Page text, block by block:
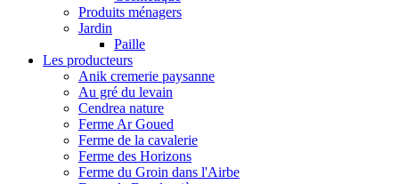
Produits ménagers
Jardin
Paille
Les producteurs
Anik cremerie paysanne
Au gré du levain
Cendrea nature
Ferme Ar Goued
Ferme de la cavalerie
Ferme des Horizons
Ferme du Groin dans l'Airbe